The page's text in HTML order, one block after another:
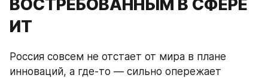
ВОСТРЕБОВАННЫМ В СФЕРЕ
ИТ
Россия совсем не отстает от мира в плане
инноваций, а где-то — сильно опережает